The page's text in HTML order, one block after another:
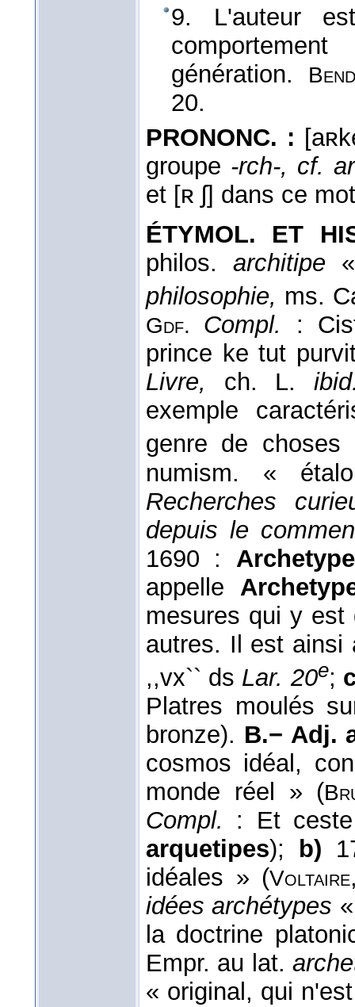
9. L'auteur
génération.
20.
PRONONC. :
groupe -rch-, cf.
et [ʀ ʃ] dans ce
ÉTYMOL. ET
philos. architipe
philosophie, ms.
Gdf. Compl.
:
prince ke tut
Livre,
ch. L.
exemple
genre de
numism. «
Recherches
depuis le
1690 : Archetype
appelle
mesures qui y est
autres. Il est ainsi
,,vx`` ds Lar. 20e;
Platres moulés
bronze). B.− Adj.
cosmos idéal,
monde réel » (
Compl.
: Et
arquetipes); b)
idéales » (Voltaire
idées archétypes
la doctrine
Empr. au lat.
« original, qui